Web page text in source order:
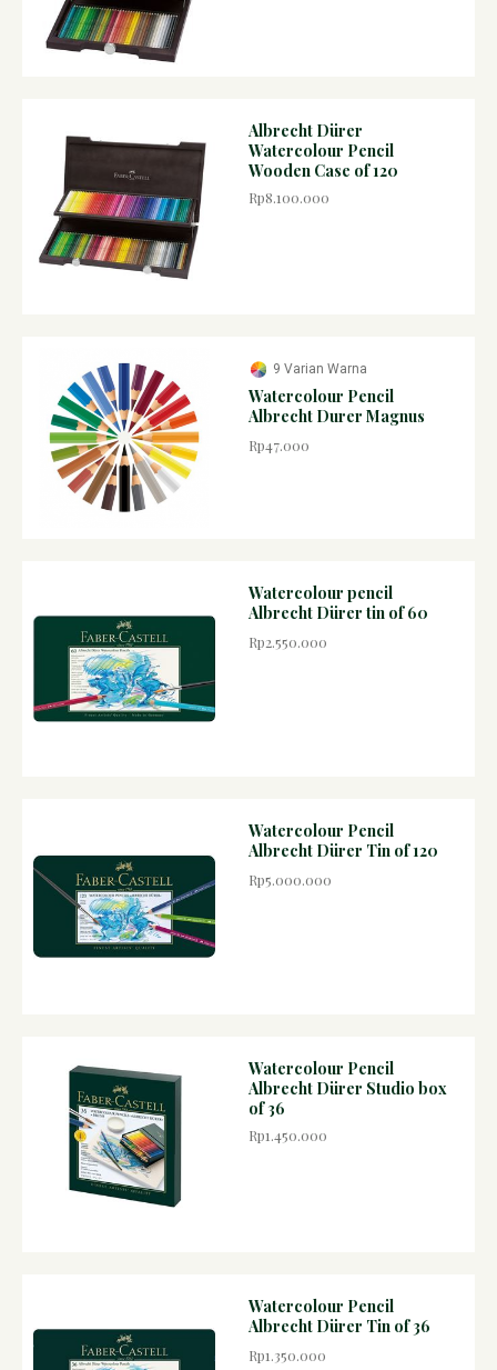
Albrecht Dürer
Watercolour Pencil
Wooden Case of 120
Rp8.100.000
9 Varian Warna
Watercolour Pencil
Albrecht Durer Magnus
Rp47.000
Watercolour pencil
Albrecht Dürer tin of 60
Rp2.550.000
Watercolour Pencil
Albrecht Dürer Tin of 120
Rp5.000.000
Watercolour Pencil
Albrecht Dürer Studio box
of 36
Rp1.450.000
Watercolour Pencil
Albrecht Dürer Tin of 36
Rp1.350.000